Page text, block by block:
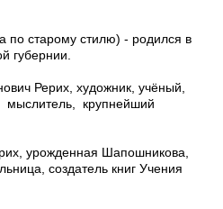
по старому стилю) - родился в
губернии.
Рерих, художник, учёный,
мыслитель, крупнейший
урожденная Шапошникова,
создатель книг Учения